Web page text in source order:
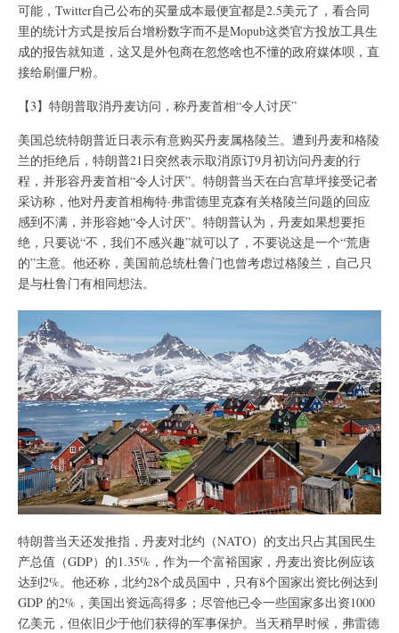
可能，Twitter自己公布的买量成本最便宜都是2.5美元了，看合同
里的统计方式是按后台增粉数字而不是Mopub这类官方投放工具生
成的报告就知道，这又是外包商在忽悠啥也不懂的政府媒体呗，直
接给刷僵尸粉。
【3】特朗普取消丹麦访问，称丹麦首相“令人讨厌”
美国总统特朗普近日表示有意购买丹麦属格陵兰。遭到丹麦和格陵
兰的拒绝后，特朗普21日突然表示取消原订9月初访问丹麦的行
程，并形容丹麦首相“令人讨厌”。特朗普当天在白宫草坪接受记者
采访称，他对丹麦首相梅特·弗雷德里克森有关格陵兰问题的回应
感到不满，并形容她“令人讨厌”。特朗普认为，丹麦如果想要拒
绝，只要说“不，我们不感兴趣”就可以了，不要说这是一个“荒唐
的”主意。他还称，美国前总统杜鲁门也曾考虑过格陵兰，自己只
是与杜鲁门有相同想法。
特朗普当天还发推指，丹麦对北约（NATO）的支出只占其国民生
产总值（GDP）的1.35%，作为一个富裕国家，丹麦出资比例应该
达到2%。他还称，北约28个成员国中，只有8个国家出资比例达到
GDP 的2%，美国出资远高得多；尽管他已令一些国家多出资1000
亿美元，但依旧少于他们获得的军事保护。当天稍早时候，弗雷德